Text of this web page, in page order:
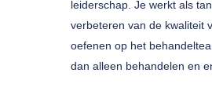
Druk op enter om te
leiderschap. Je werkt als
verbeteren van de kwaliteit
oefenen op het
dan alleen behandelen en